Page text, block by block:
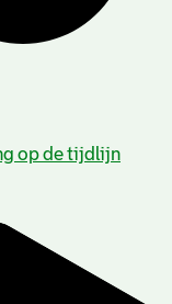
op de tijdlijn